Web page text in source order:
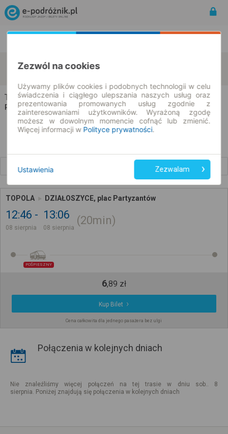
Topola Działoszyce
Topola → Działoszyce
Rozkład jazdy i bilety
TOPOLA DZIAŁOSZYCE, plac Partyzantów
12:46
08 sierpnia
13:06
08 sierpnia
20min
POŚPIESZNY
6,89 zł
Kup Bilet
Cena całkowita dla jednego pasażera bez ulgi
Połączenia w kolejnych dniach
Nie znaleźliśmy więcej połączeń na tej trasie w dniu sob.. 8
sierpnia. Poniżej znajdują się połączenia w kolejnych dniach
Zezwól na cookies
Używamy plików cookies i podobnych technologii w celu
świadczenia i ciągłego ulepszania naszych usług oraz
prezentowania promowanych usług zgodnie z
zainteresowaniami użytkowników. Wyrażoną zgodę
możesz w dowolnym momencie cofnąć lub zmienić.
Więcej informacji w Polityce prywatności.
Ustawienia Zezwalam